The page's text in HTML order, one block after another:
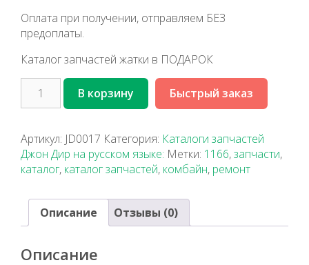
Оплата при получении, отправляем БЕЗ
предоплаты.
Каталог запчастей жатки в ПОДАРОК
В корзину Быстрый заказ
Артикул: JD0017 Категория: Каталоги запчастей
Джон Дир на русском языке: Метки: 1166,запчасти,
каталог, каталог запчастей, комбайн, ремонт
Описание Отзывы (0)
Описание